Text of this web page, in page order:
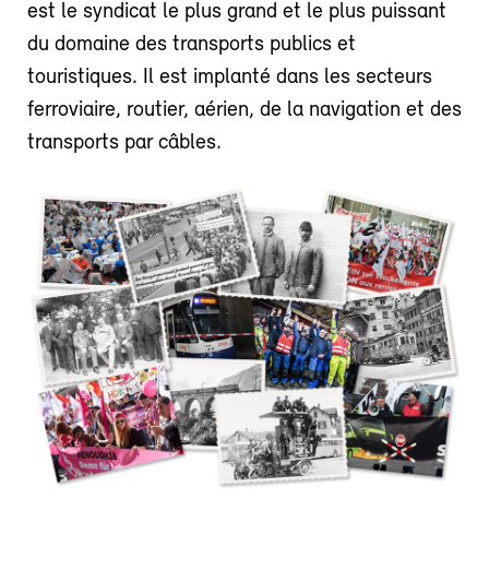
est le syndicat le plus grand et le plus puissant
du domaine des transports publics et
touristiques. Il est implanté dans les secteurs
ferroviaire, routier, aérien, de la navigation et des
transports par câbles.